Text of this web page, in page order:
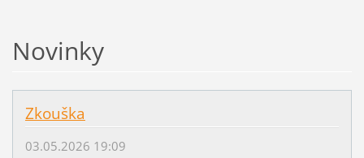
Novinky
Zkouška
03.05.2026 19:09